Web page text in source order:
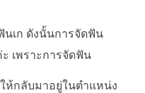
เก ดังนั้นการจัดฟัน
เพราะการจัดฟัน
ห้กลับมาอยู่ในตำแหน่ง